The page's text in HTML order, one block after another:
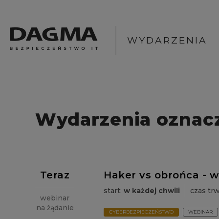
WYDARZENIA
Wydarzenia
Teraz
webinar
na żądanie
Haker vs obrońca -
start: w każdej chwili czas
CYBERBEZPIECZEŃSTWO WEBINAR